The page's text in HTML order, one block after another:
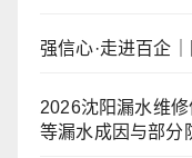
强信心·走进百企
2026沈阳漏水维
等漏水成因与部分